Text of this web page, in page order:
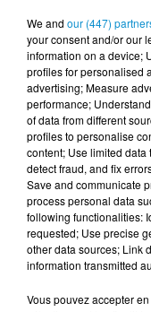
DERNIERS
24
We and our (447)
your consent and/or our
information on a device;
profiles for personalised
advertising; Measure
performance;
of data from different
profiles to personalise
content; Use limited data
detect fraud, and fix
Save and communicate
process personal data
following functionalities:
requested; Use precise
other data sources; Link
information transmitted
Vous pouvez accepter